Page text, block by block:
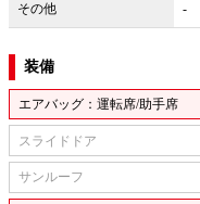
その他 -
装備
エアバッグ：運転席/助手席
スライドドア
サンルーフ